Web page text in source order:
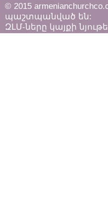
© 2015
պաշտպանված են:
ԶԼՄ-ները կայքի